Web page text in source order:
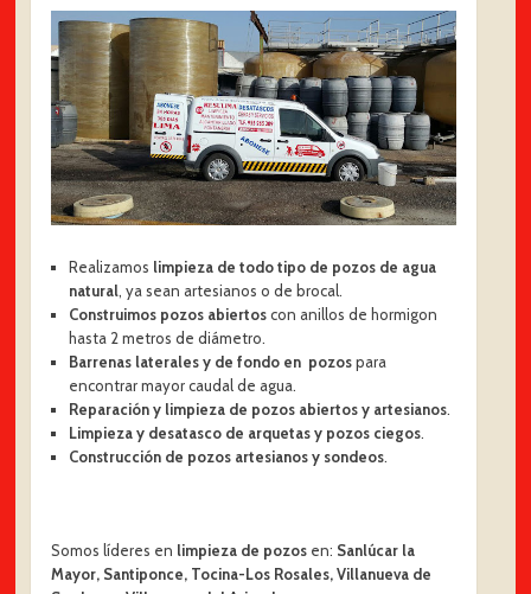
Realizamos limpieza de todo tipo de pozos de agua
natural, ya sean artesianos o de brocal.
Construimos pozos abiertoscon anillos de hormigon
hasta 2 metros de diámetro.
Barrenas laterales y de fondo en pozospara
encontrar mayor caudal de agua.
Reparación y limpieza de pozos abiertos y artesianos.
Limpieza y desatasco de arquetas y pozos ciegos.
Construcción de pozos artesianos y sondeos.
Somos líderes en limpieza de pozos en: Sanlúcar la
Mayor, Santiponce, Tocina-Los Rosales, Villanueva de